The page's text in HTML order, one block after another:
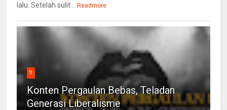
lalu. Setelah sulit...
Readmore
9
Konten Pergaulan Bebas, Teladan
Generasi Liberalisme